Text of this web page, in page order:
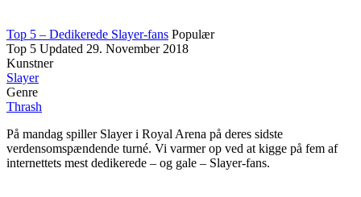
Top 5 – Dedikerede Slayer-fans Populær
Top 5 Updated 29. November 2018
Kunstner
Slayer
Genre
Thrash
På mandag spiller Slayer i Royal Arena på deres sidste
verdensomspændende turné. Vi varmer op ved at kigge på fem af
internettets mest dedikerede – og gale – Slayer-fans.